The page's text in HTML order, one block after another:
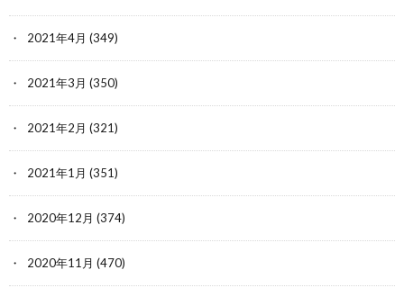
2021年4月 (349)
2021年3月 (350)
2021年2月 (321)
2021年1月 (351)
2020年12月 (374)
2020年11月 (470)